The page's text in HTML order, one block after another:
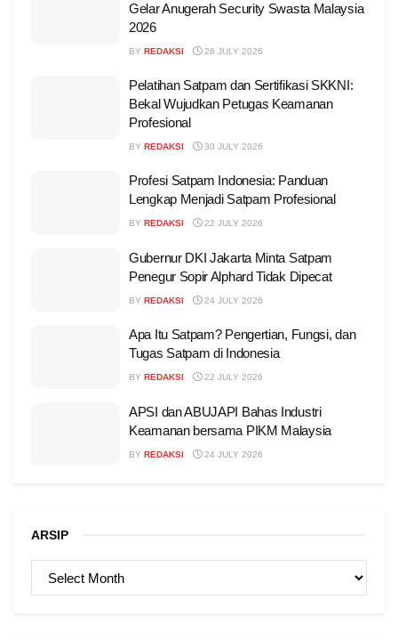
Gelar Anugerah Security Swasta Malaysia
2026
BY REDAKSI 26 JULY 2026
Pelatihan Satpam dan Sertifikasi SKKNI:
Bekal Wujudkan Petugas Keamanan
Profesional
BY REDAKSI 30 JULY 2026
Profesi Satpam Indonesia: Panduan
Lengkap Menjadi Satpam Profesional
BY REDAKSI 22 JULY 2026
Gubernur DKI Jakarta Minta Satpam
Penegur Sopir Alphard Tidak Dipecat
BY REDAKSI 24 JULY 2026
Apa Itu Satpam? Pengertian, Fungsi, dan
Tugas Satpam di Indonesia
BY REDAKSI 22 JULY 2026
APSI dan ABUJAPI Bahas Industri
Keamanan bersama PIKM Malaysia
BY REDAKSI 24 JULY 2026
ARSIP